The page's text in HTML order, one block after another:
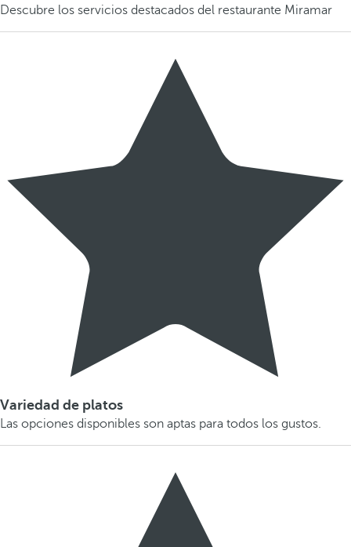
Descubre los servicios destacados del restaurante Miramar
Variedad de platos
Las opciones disponibles son aptas para todos los gustos.